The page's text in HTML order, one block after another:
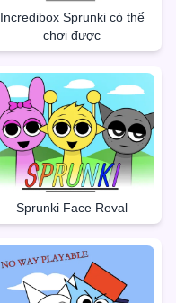
Incredibox Sprunki có thể
chơi được
Sprunki Face Reval